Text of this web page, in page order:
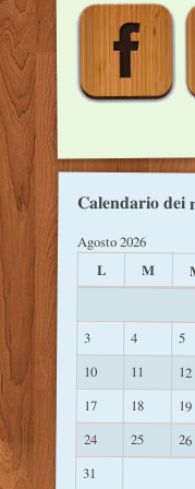
Calendario dei
Agosto 2026
L M
3
4 5
10 11 12
17
18 19
24
25 26
31